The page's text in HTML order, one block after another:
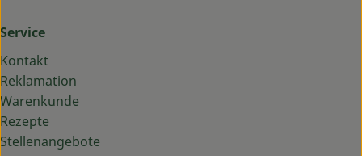
Service
Kontakt
Reklamation
Warenkunde
Rezepte
Stellenangebote